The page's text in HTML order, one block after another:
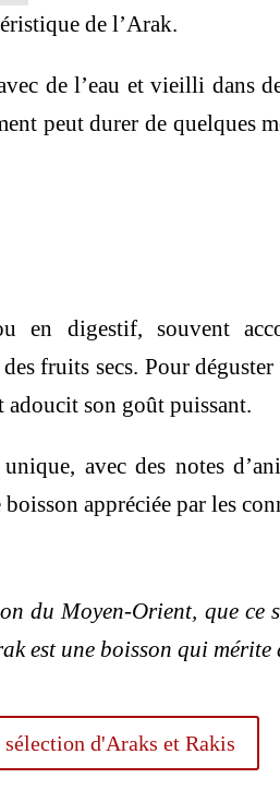
de l’Arak.
de l’eau et vieilli dans
peut durer de quelques
en digestif, souvent
fruits secs. Pour
adoucit son goût puissant.
avec des notes
appréciée par les
du Moyen-Orient, que ce
est une boisson qui mérite
d'Araks et Rakis